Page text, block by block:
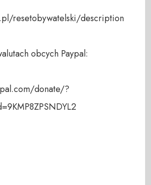
resetobywatelski/description
obcych Paypal:
donate/?